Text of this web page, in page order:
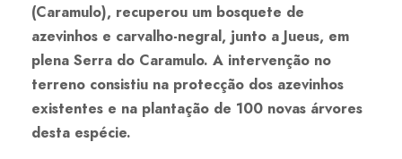
(Caramulo), recuperou um bosquete de
azevinhos e carvalho-negral, junto a Jueus, em
plena Serra do Caramulo. A intervenção no
terreno consistiu na protecção dos azevinhos
existentes e na plantação de 100 novas árvores
desta espécie.